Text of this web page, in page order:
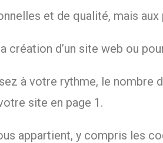
et de qualité, mais aux
création d’un site web ou
à votre rythme, le nombre
site en page 1.
appartient, y compris les